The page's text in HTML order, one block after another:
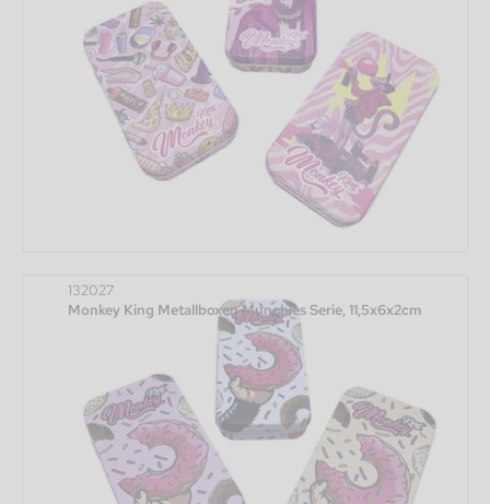
132027
Monkey King Metallboxen Munchies Serie, 11,5x6x2cm